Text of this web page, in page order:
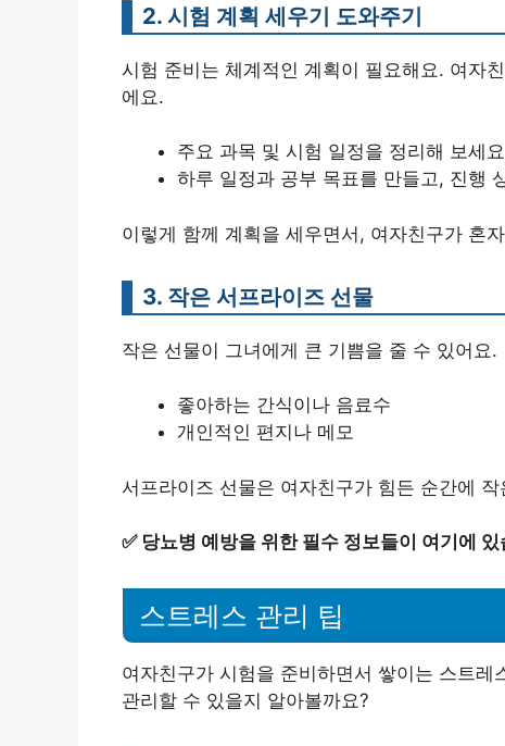
2. 시험 계획 세우기 도와주기
시험 준비는 체계적인 계획이 필요해요. 여자
에요.
주요 과목 및 시험 일정을 정리해 보세
하루 일정과 공부 목표를 만들고, 진행
이렇게 함께 계획을 세우면서, 여자친구가 혼
3. 작은 서프라이즈 선물
작은 선물이 그녀에게 큰 기쁨을 줄 수 있어요.
좋아하는 간식이나 음료수
개인적인 편지나 메모
서프라이즈 선물은 여자친구가 힘든 순간에
✅ 당뇨병 예방을 위한 필수 정보들이 여기에 있
스트레스 관리 팁
여자친구가 시험을 준비하면서 쌓이는 스트
관리할 수 있을지 알아볼까요?